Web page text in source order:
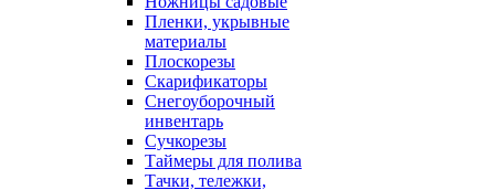
Пленки, укрывные
материалы
Плоскорезы
Скарификаторы
Снегоуборочный
инвентарь
Сучкорезы
Таймеры для полива
Тачки, тележки,